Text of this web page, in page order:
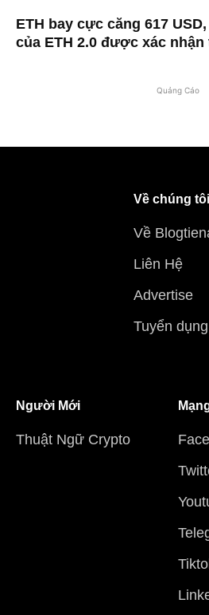
ETH bay cực căng 617
của ETH 2.0 được xác nhận
Quảng Cáo
Về chúng tôi
Về
Liên Hệ
Advertise
Tuyển dụng
Người Mới
Thuật Ngữ Crypto